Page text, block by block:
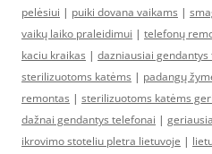
pelėsiui | puiki dovana vaikams |
vaikų laiko praleidimui | telefonų
kaciu kraikas | dazniausiai gendantys
sterilizuotoms katėms | padangų
remontas | sterilizuotoms katėms
dažnai gendantys telefonai |
ikrovimo stoteliu pletra lietuvoje |